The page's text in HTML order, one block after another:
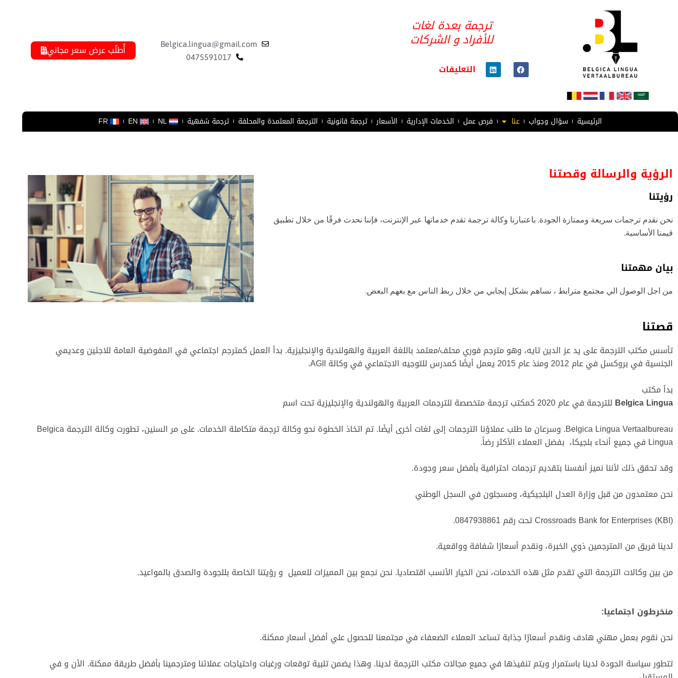
ترجمة بعدة لغات
للأفراد و الشركات
F
a
o
k
L
i
i
n
التعليقات
Belgica.lingua@gmail.com
0475591017
أُطلُب عرض سعر مجاني
الرئيسية سؤال وجواب عنا فرص عمل الخدمات الإدارية الأسعار ترجمة قانونية الترجمة المعتمدة والمحلفة ترجمة شفهية NL
EN
FR
الرؤية والرسالة وقصتنا
رؤيتنا
نحن نقدم ترجمات سريعة وممتازة الجودة. باعتبارنا وكالة ترجمة تقدم خدماتها عبر الإنترنت، فإننا نحدث فرقًا من خلال تطبيق
قيمنا الأساسية.
بيان مهمتنا
من اجل الوصول الي مجتمع مترابط ، نساهم بشكل إيجابي من خلال ربط الناس مع بعهم البعض.
قصتنا
تأسس مكتب الترجمة على يد عز الدين تايه، وهو مترجم فوري محلف/معتمد باللغة العربية والهولندية والإنجليزية. بدأ العمل كمترجم اجتماعي في المفوضية العامة للاجئين وعديمي
الجنسية في بروكسل في عام 2012 ومنذ عام 2015 يعمل أيضًا كمدرس للتوجيه الاجتماعي في وكالة AGII.
بدأ مكتب
Belgica Lingua للترجمة في عام 2020 كمكتب ترجمة متخصصة للترجمات العربية والهولندية والإنجليزية تحت اسم
Belgica Lingua Vertaalbureau. وسرعان ما طلب عملاؤنا الترجمات إلى لغات أخرى أيضًا. تم اتخاذ الخطوة نحو وكالة ترجمة متكاملة الخدمات. على مر السنين، تطورت وكالة الترجمة Belgica
Lingua في جميع أنحاء بلجيكا، بفضل العملاء الأكثر رضاً.
وقد تحقق ذلك لأننا نميز أنفسنا بتقديم ترجمات احترافية بأفضل سعر وجودة.
نحن معتمدون من قبل وزارة العدل البلجيكية، ومسجلون في السجل الوطني
Crossroads Bank for Enterprises (KBI) تحت رقم 0847938861.
لدينا فريق من المترجمين ذوي الخبرة، ونقدم أسعارًا شفافة وواقعية.
من بين وكالات الترجمة التي تقدم مثل هذه الخدمات، نحن الخيار الأنسب اقتصاديا. نحن نجمع بين المميزات للعميل و رؤيتنا الخاصة بللجودة والصدق بالمواعيد.
منخرطون اجتماعيا:
نحن نقوم بعمل مهني هادف ونقدم أسعارًا جذابة تساعد العملاء الضعفاء في مجتمعنا للحصول علي أفضل أسعار ممكنة.
تتطور سياسة الجودة لدينا باستمرار ويتم تنفيذها في جميع مجالات مكتب الترجمة لدينا. وهذا يضمن تلبية توقعات ورغبات واحتياجات عملائنا ومترجمينا بأفضل طريقة ممكنة. الأن و في